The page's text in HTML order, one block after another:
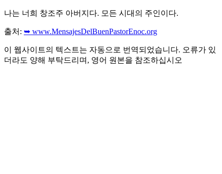
나는 너희 창조주 아버지다. 모든 시대의 주인이다.
출처: ➥ www.MensajesDelBuenPastorEnoc.org
이 웹사이트의 텍스트는 자동으로 번역되었습니다. 오류가 있
더라도 양해 부탁드리며, 영어 원본을 참조하십시오